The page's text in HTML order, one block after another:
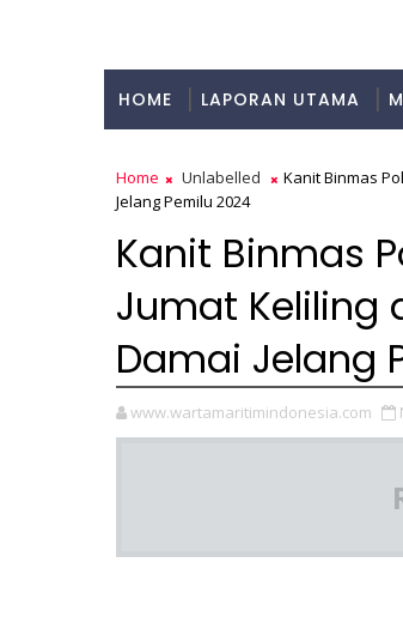
HOME LAPORAN UTAMA
Home Unlabelled
Kanit Binmas
Jelang Pemilu 2024
Kanit Binmas
Jumat Keliling
Damai Jelang
www.wartamaritimindonesia.com